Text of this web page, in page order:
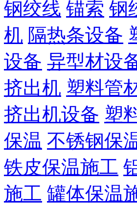
钢绞线 锚索 钢
机 隔热条设备
设备 异型材设
挤出机 塑料管
挤出机设备 塑
保温 不锈钢保
铁皮保温施工
施工 罐体保温